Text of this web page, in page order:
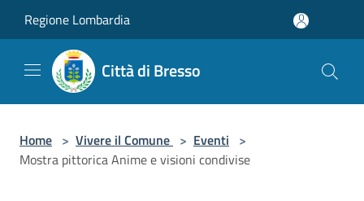
Regione Lombardia
Città di Bresso
Home > Vivere il Comune > Eventi >
Mostra pittorica Anime e visioni condivise